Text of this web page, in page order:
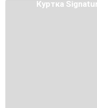
Куртка